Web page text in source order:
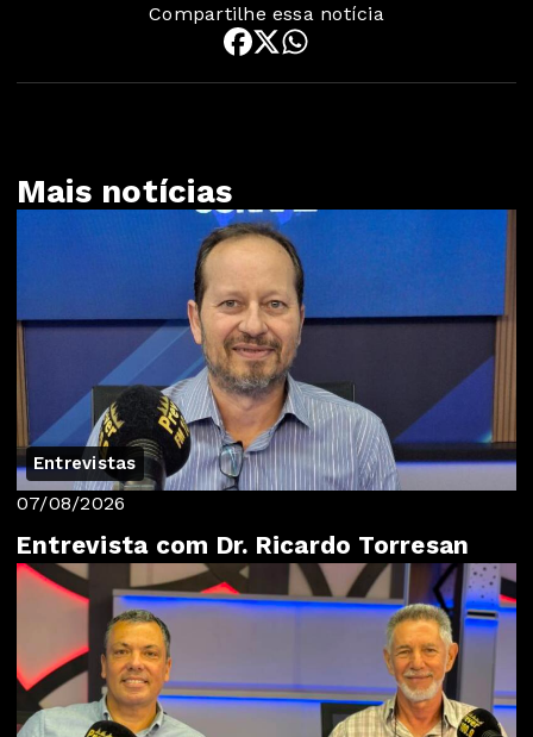
Compartilhe essa notícia
Mais notícias
Entrevistas
07/08/2026
Entrevista com Dr. Ricardo Torresan